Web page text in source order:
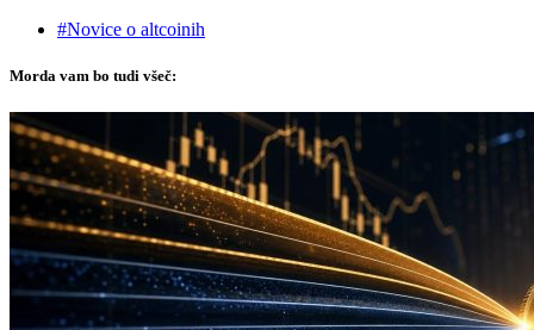
#Novice o altcoinih
Morda vam bo tudi všeč: